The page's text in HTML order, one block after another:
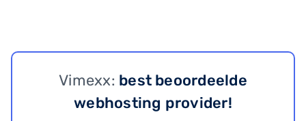
Vimexx: best beoordeelde
webhosting provider!